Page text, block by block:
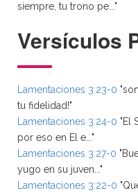
siempre, tu trono pe..."
Versículos
Lamentaciones 3:23-0
tu fidelidad!"
Lamentaciones 3:24-0 "El
por eso en El e..."
Lamentaciones 3:27-0
yugo en su juven..."
Lamentaciones 3:22-0